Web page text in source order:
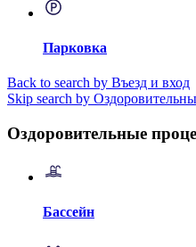
Парковка
Back to search by Въезд и вход
Skip search by
Оздоровительные
Бассейн